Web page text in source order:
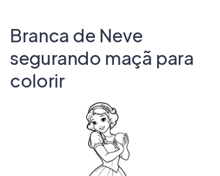
Branca de Neve
segurando maçã para
colorir